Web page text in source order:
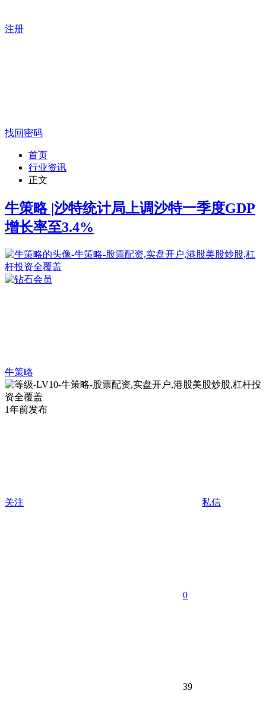
注册
找回密码
首页
行业资讯
正文
牛策略 |沙特统计局上调沙特一季度GDP
增长率至3.4%
牛策略
1年前发布
关注 私信
0
39